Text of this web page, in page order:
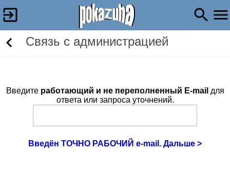
Связь c администрацией
Введите работающий и не переполненный E-mail для
ответа или запроса уточнений.
Введён ТОЧНО РАБОЧИЙ e-mail. Дальше >